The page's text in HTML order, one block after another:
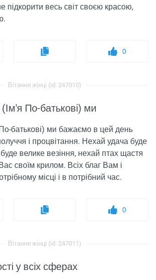
підкорити весь світ своєю красою,
0
Вітання жінці (id: 247010)
По-батькові) ми
батькові) ми бажаємо в цей день
і процвітання. Нехай удача буде
велике везіння, нехай птах щастя
своїм крилом. Всіх благ Вам і
місці і в потрібний час.
0
Вітання жінці (id: 247011)
у всіх сферах